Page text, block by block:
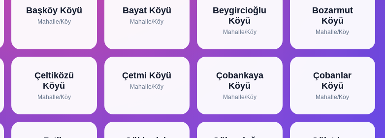
Başköy Köyü
Mahalle/Köy
Bayat Köyü
Mahalle/Köy
Beygircioğlu
Köyü
Mahalle/Köy
Bozarmut
Köyü
Mahalle/Köy
Çeltiközü
Köyü
Mahalle/Köy
Çetmi Köyü
Mahalle/Köy
Çobankaya
Köyü
Mahalle/Köy
Çobanlar
Köyü
Mahalle/Köy